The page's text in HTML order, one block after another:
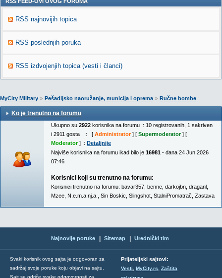
RSS najnovijih topica
RSS poslednjih poruka
RSS izdvojenjih topica (vesti i članci)
MyCity Military » Pešadijsko naoružanje, municija i oprema» Ručne bombe
Ko je trenutno na forumu
Ukupno su 2922 korisnika na forumu :: 10 registrovanih, 1 sakriven
i 2911 gosta :: [ Administrator] [ Supermoderator] [
Moderator] :: Detaljnije
Najviše korisnika na forumu ikad bilo je 16981 - dana 24 Jun 2026
07:46
Korisnici koji su trenutno na forumu:
Korisnici trenutno na forumu: bavar357 benne darkojbn draganl
Mzee N.e.m.a.nj.a. Sin Boskic Slingshot StalniPromatrač Zastava
Najnovije poruke Sitemap Urednički tim
Svaki korisnik ovog sajta je odgovoran za
sadržaj svoje poruke koju objavi na sajtu.
Sajt se odriče svake odgovornosti za
Prijateljski sajtovi:
Vesti, MyCity.rs, Zaštita